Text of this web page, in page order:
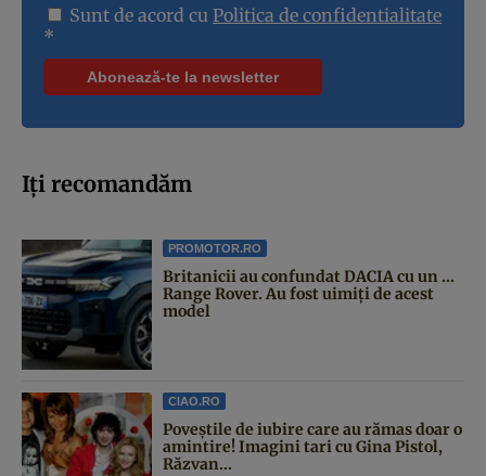
Sunt de acord cu Politica de confidentialitate
*
Iți recomandăm
PROMOTOR.RO
Britanicii au confundat DACIA cu un ...
Range Rover. Au fost uimiți de acest
model
CIAO.RO
Poveştile de iubire care au rămas doar o
amintire! Imagini tari cu Gina Pistol,
Răzvan...